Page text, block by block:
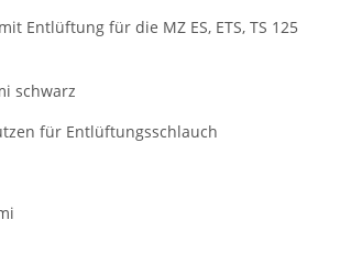
Entlüftung für die MZ ES, ETS, TS 125
schwarz
für Entlüftungsschlauch